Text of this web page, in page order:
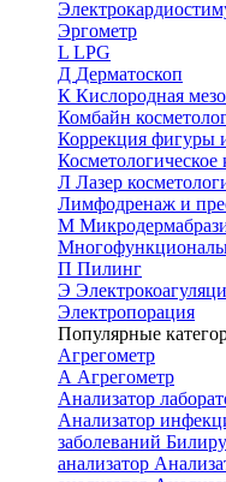
Эргометр
L LPG
Д Дерматоскоп
К Кислородная
Комбайн
Коррекция фигуры
Косметологическое
Л Лазер
Лимфодренаж и
М
П Пилинг
Э
Электропорация
Популярные
Агрегометр
А Агрегометр
Анализатор
Анализатор
заболеваний
анализатор